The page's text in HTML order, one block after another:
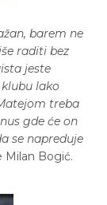
barem ne
raditi bez
jeste
lako
treba
gde će on
se napreduje
Milan Bogić.